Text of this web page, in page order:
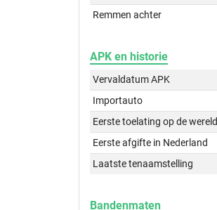
Remmen achter
APK en historie
Vervaldatum APK
Importauto
Eerste toelating op de wereld
Eerste afgifte in Nederland
Laatste tenaamstelling
Bandenmaten